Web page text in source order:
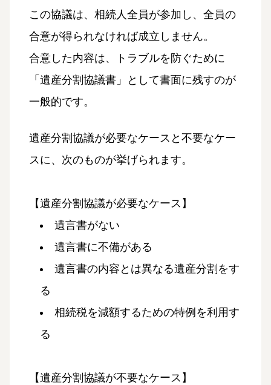
この協議は、相続人全員が参加し、全員の
合意が得られなければ成立しません。
合意した内容は、トラブルを防ぐために
「遺産分割協議書」として書面に残すのが
一般的です。
遺産分割協議が必要なケースと不要なケー
スに、次のものが挙げられます。
【遺産分割協議が必要なケース】
遺言書がない
遺言書に不備がある
遺言書の内容とは異なる遺産分割をす
る
相続税を減額するための特例を利用す
る
【遺産分割協議が不要なケース】